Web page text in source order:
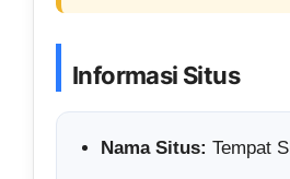
Informasi Situs
Nama Situs: Tempat